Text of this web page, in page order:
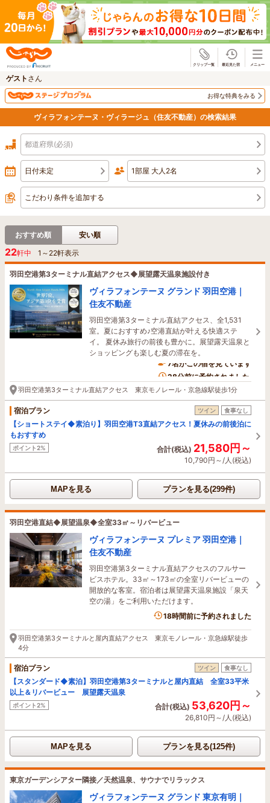
ゲスト さん
お得な特典をみる
ヴィラフォンテーヌ・ヴィラージュ（住友不動産）の検索結果
都道府県(必須)
日付未定 1部屋 大人2名
こだわり条件を追加する
おすすめ順 安い順
22軒中 1 ～ 22軒表示
羽田空港第3ターミナル直結アクセス◆展望露天温泉施設付き
ヴィラフォンテーヌ グランド 羽田空港｜
住友不動産
羽田空港第3ターミナル直結アクセス、全1,531
室。夏におすすめ♪空港直結が叶える快適ステ
イ。 夏休み旅行の前後も豊かに。展望露天温泉と
ショッピングも楽しむ夏の滞在を。
7名がこの宿を見ています
28分前に予約されました
羽田空港第3ターミナル直結アクセス 東京モノレール・京急線駅徒歩1分
宿泊プラン ツイン 食事なし
【ショートステイ◆素泊り】羽田空港T3直結アクセス！夏休みの前後泊に
もおすすめ
ポイント2% 合計(税込) 21,580円～
10,790円～/人(税込)
MAPを見る プランを見る(299件)
羽田空港直結◆展望温泉◆全室33㎡～リバービュー
ヴィラフォンテーヌ プレミア 羽田空港｜
住友不動産
羽田空港第3ターミナル直結アクセスのフルサー
ビスホテル。33㎡～173㎡の全室リバービューの
開放的な客室。宿泊者は展望露天温泉施設「泉天
空の湯」をご利用いただけます。
18時間前に予約されました
羽田空港第3ターミナルと屋内直結アクセス 東京モノレール・京急線駅徒歩
4分
宿泊プラン ツイン 食事なし
【スタンダード◆素泊】羽田空港第3ターミナルと屋内直結 全室33平米
以上＆リバービュー 展望露天温泉
ポイント2% 合計(税込) 53,620円～
26,810円～/人(税込)
MAPを見る プランを見る(125件)
東京ガーデンシアター隣接／天然温泉、サウナでリラックス
ヴィラフォンテーヌ グランド 東京有明｜